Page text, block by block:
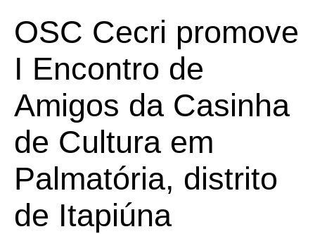
OSC Cecri promove
I Encontro de
Amigos da Casinha
de Cultura em
Palmatória, distrito
de Itapiúna